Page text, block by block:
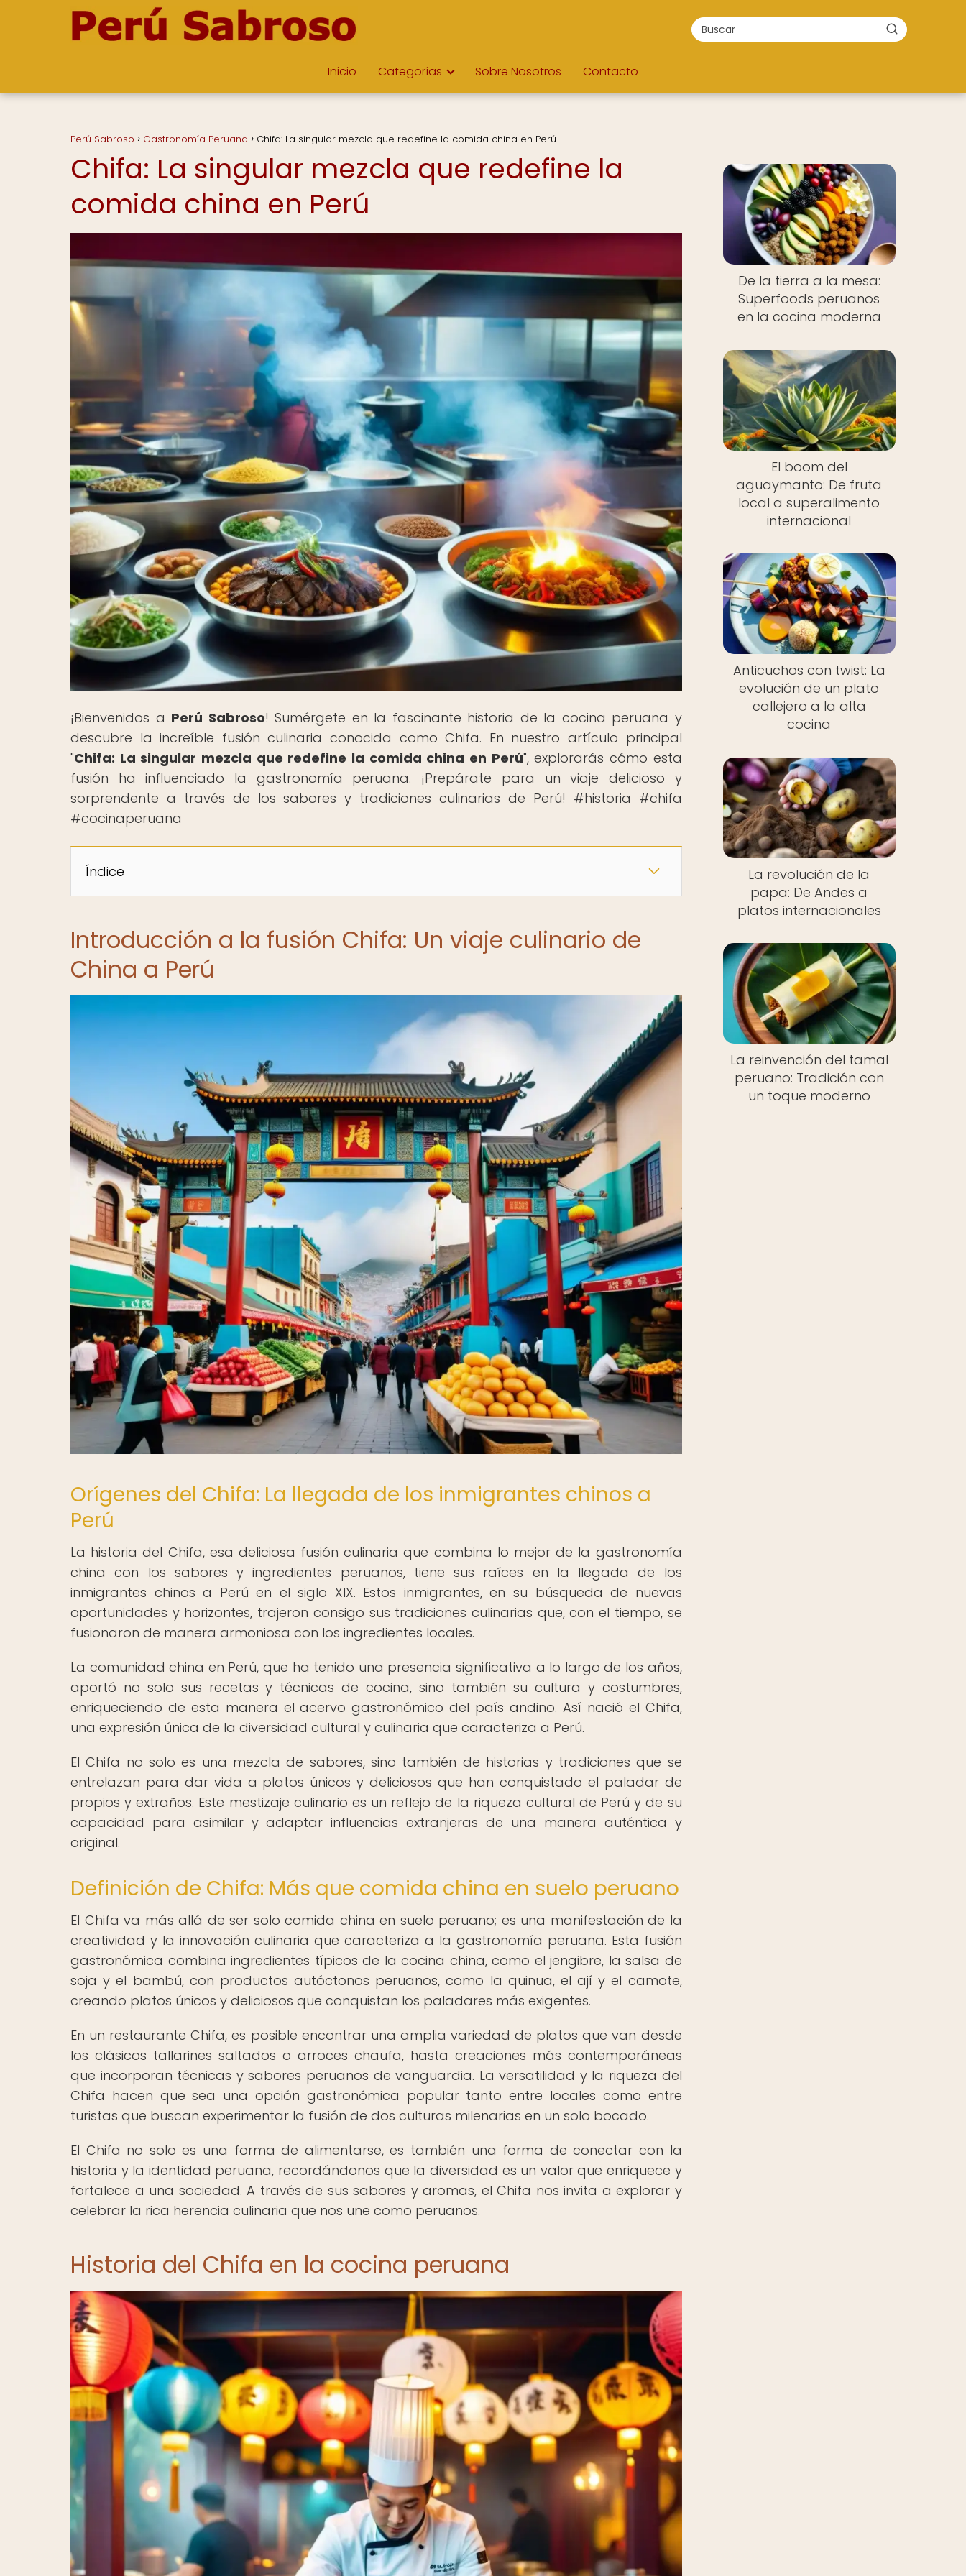
Inicio Categorías Sobre Nosotros Contacto
Perú Sabroso Gastronomía Peruana Chifa: La singular mezcla que redefine la comida china en Perú
Chifa: La singular mezcla que redefine la
comida china en Perú
¡Bienvenidos a Perú Sabroso! Sumérgete en la fascinante historia de la cocina peruana y
descubre la increíble fusión culinaria conocida como Chifa. En nuestro artículo principal
"Chifa: La singular mezcla que redefine la comida china en Perú", explorarás cómo esta
fusión ha influenciado la gastronomía peruana. ¡Prepárate para un viaje delicioso y
sorprendente a través de los sabores y tradiciones culinarias de Perú! #historia #chifa
#cocinaperuana ️
Índice
Introducción a la fusión Chifa: Un viaje culinario de
China a Perú
Orígenes del Chifa: La llegada de los inmigrantes chinos a
Perú
La historia del Chifa, esa deliciosa fusión culinaria que combina lo mejor de la gastronomía
china con los sabores y ingredientes peruanos, tiene sus raíces en la llegada de los
inmigrantes chinos a Perú en el siglo XIX. Estos inmigrantes, en su búsqueda de nuevas
oportunidades y horizontes, trajeron consigo sus tradiciones culinarias que, con el tiempo, se
fusionaron de manera armoniosa con los ingredientes locales.
La comunidad china en Perú, que ha tenido una presencia significativa a lo largo de los años,
aportó no solo sus recetas y técnicas de cocina, sino también su cultura y costumbres,
enriqueciendo de esta manera el acervo gastronómico del país andino. Así nació el Chifa,
una expresión única de la diversidad cultural y culinaria que caracteriza a Perú.
El Chifa no solo es una mezcla de sabores, sino también de historias y tradiciones que se
entrelazan para dar vida a platos únicos y deliciosos que han conquistado el paladar de
propios y extraños. Este mestizaje culinario es un reflejo de la riqueza cultural de Perú y de su
capacidad para asimilar y adaptar influencias extranjeras de una manera auténtica y
original.
Definición de Chifa: Más que comida china en suelo peruano
El Chifa va más allá de ser solo comida china en suelo peruano; es una manifestación de la
creatividad y la innovación culinaria que caracteriza a la gastronomía peruana. Esta fusión
gastronómica combina ingredientes típicos de la cocina china, como el jengibre, la salsa de
soja y el bambú, con productos autóctonos peruanos, como la quinua, el ají y el camote,
creando platos únicos y deliciosos que conquistan los paladares más exigentes.
En un restaurante Chifa, es posible encontrar una amplia variedad de platos que van desde
los clásicos tallarines saltados o arroces chaufa, hasta creaciones más contemporáneas
que incorporan técnicas y sabores peruanos de vanguardia. La versatilidad y la riqueza del
Chifa hacen que sea una opción gastronómica popular tanto entre locales como entre
turistas que buscan experimentar la fusión de dos culturas milenarias en un solo bocado.
El Chifa no solo es una forma de alimentarse, es también una forma de conectar con la
historia y la identidad peruana, recordándonos que la diversidad es un valor que enriquece y
fortalece a una sociedad. A través de sus sabores y aromas, el Chifa nos invita a explorar y
celebrar la rica herencia culinaria que nos une como peruanos.
Historia del Chifa en la cocina peruana
De la tierra a la mesa:
Superfoods peruanos
en la cocina moderna
El boom del
aguaymanto: De fruta
local a superalimento
internacional
Anticuchos con twist: La
evolución de un plato
callejero a la alta
cocina
La revolución de la
papa: De Andes a
platos internacionales
La reinvención del tamal
peruano: Tradición con
un toque moderno